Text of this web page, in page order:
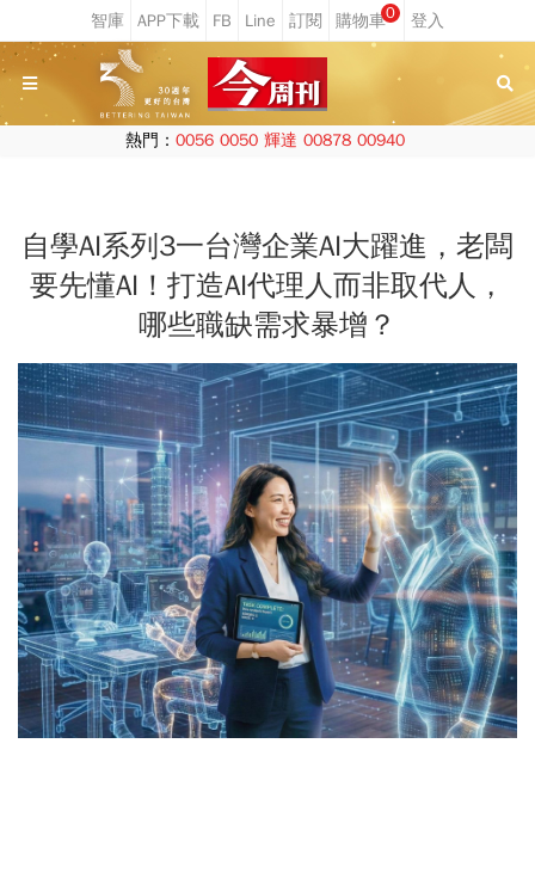
0
熱門： 0056 0050 輝達 00878 00940
自學AI系列3一台灣企業AI大躍進，老闆
要先懂AI！打造AI代理人而非取代人，
哪些職缺需求暴增？